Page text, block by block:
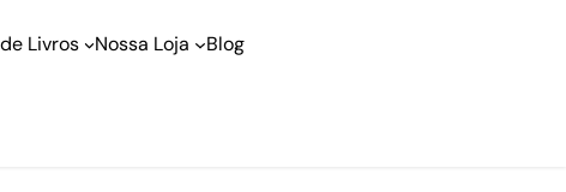
Livros Nossa Loja Blog